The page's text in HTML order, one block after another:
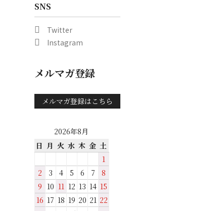
SNS
Twitter
Instagram
メルマガ登録
メルマガ登録はこちら
2026年8月
日 月 火 水 木 金 土
1
2
3 4 5 6 7
8
9 10 11 12 13 14 15
16 17 18 19 20 21 22